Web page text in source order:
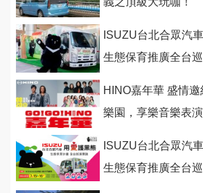
ISUZU台北合眾汽
生態保育推廣全台
HINO嘉年華 盛情
樂園，享樂音樂表
ISUZU台北合眾汽
生態保育推廣全台